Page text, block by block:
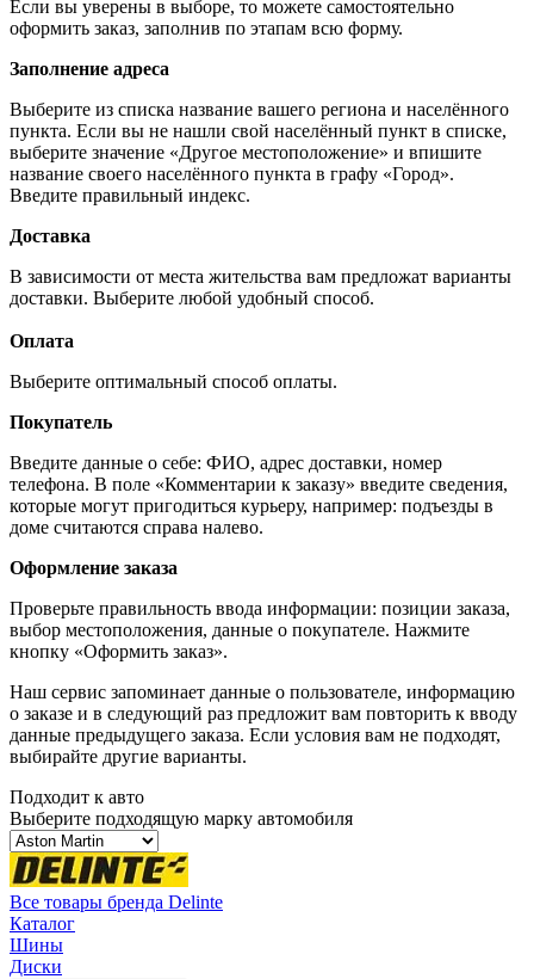
Если вы уверены в выборе, то можете самостоятельно
оформить заказ, заполнив по этапам всю форму.
Заполнение адреса
Выберите из списка название вашего региона и населённого
пункта. Если вы не нашли свой населённый пункт в списке,
выберите значение «Другое местоположение» и впишите
название своего населённого пункта в графу «Город».
Введите правильный индекс.
Доставка
В зависимости от места жительства вам предложат варианты
доставки. Выберите любой удобный способ.
Оплата
Выберите оптимальный способ оплаты.
Покупатель
Введите данные о себе: ФИО, адрес доставки, номер
телефона. В поле «Комментарии к заказу» введите сведения,
которые могут пригодиться курьеру, например: подъезды в
доме считаются справа налево.
Оформление заказа
Проверьте правильность ввода информации: позиции заказа,
выбор местоположения, данные о покупателе. Нажмите
кнопку «Оформить заказ».
Наш сервис запоминает данные о пользователе, информацию
о заказе и в следующий раз предложит вам повторить к вводу
данные предыдущего заказа. Если условия вам не подходят,
выбирайте другие варианты.
Подходит к авто
Выберите подходящую марку автомобиля
Все товары бренда Delinte
Каталог
Шины
Диски